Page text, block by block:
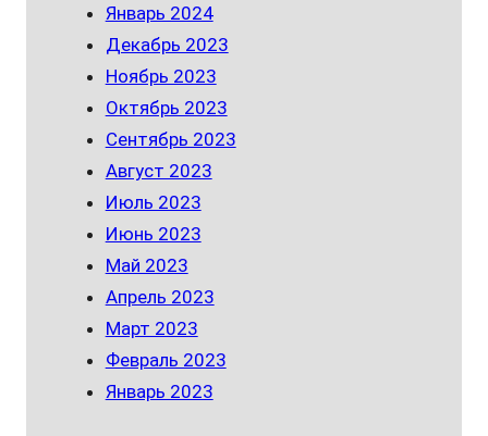
Январь 2024
Декабрь 2023
Ноябрь 2023
Октябрь 2023
Сентябрь 2023
Август 2023
Июль 2023
Июнь 2023
Май 2023
Апрель 2023
Март 2023
Февраль 2023
Январь 2023